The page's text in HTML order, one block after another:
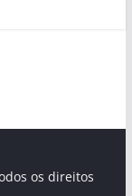
os direitos